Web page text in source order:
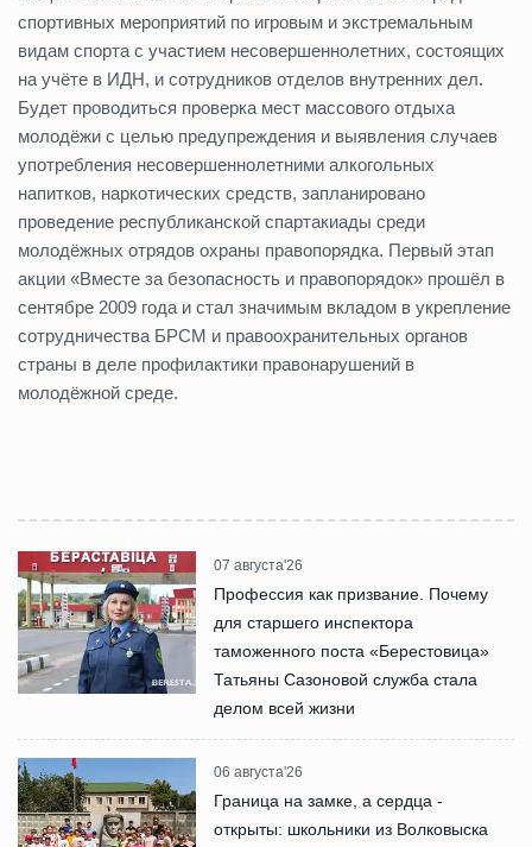
спортивных мероприятий по игровым и экстремальным
видам спорта с участием несовершеннолетних, состоящих
на учёте в ИДН, и сотрудников отделов внутренних дел.
Будет проводиться проверка мест массового отдыха
молодёжи с целью предупреждения и выявления случаев
употребления несовершеннолетними алкогольных
напитков, наркотических средств, запланировано
проведение республиканской спартакиады среди
молодёжных отрядов охраны правопорядка. Первый этап
акции «Вместе за безопасность и правопорядок» прошёл в
сентябре 2009 года и стал значимым вкладом в укрепление
сотрудничества БРСМ и правоохранительных органов
страны в деле профилактики правонарушений в
молодёжной среде.
07 августа'26
Профессия как призвание. Почему
для старшего инспектора
таможенного поста «Берестовица»
Татьяны Сазоновой служба стала
делом всей жизни
06 августа'26
Граница на замке, а сердца -
открыты: школьники из Волковыска